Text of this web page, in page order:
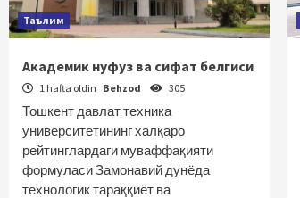
Таълим
Академик нуфуз ва сифат белгиси
1 hafta oldin Behzod 305
Тошкент давлат техника
университетининг халқаро
рейтинглардаги муваффақияти
формуласи Замонавий дунёда
технологик тараққиёт ва